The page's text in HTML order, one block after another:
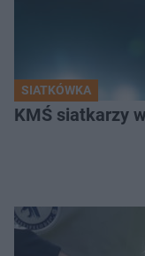
SIATKÓWKA
KMŚ siatkarzy